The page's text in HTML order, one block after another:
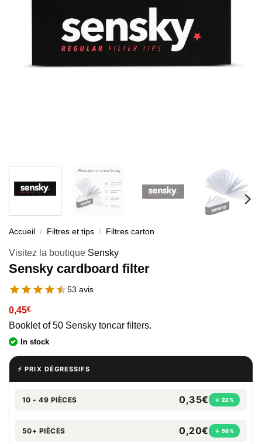
Accueil / Filtres et tips / Filtres carton
Visitez la boutique Sensky
Sensky cardboard filter
53 avis
0,45€
Booklet of 50 Sensky toncar filters.
In stock
⚡ PRIX DÉGRESSIFS
10 - 49 PIÈCES 0,35€ ↓ 22%
50+ PIÈCES 0,20€ ↓ 56%